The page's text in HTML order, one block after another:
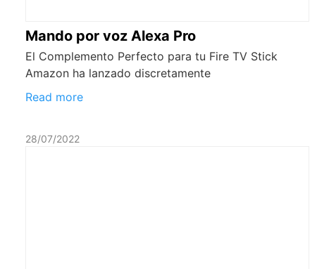
Mando por voz Alexa Pro
El Complemento Perfecto para tu Fire TV Stick
Amazon ha lanzado discretamente
Read more
28/07/2022